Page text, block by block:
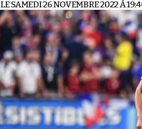
LE SAMEDI 26 NOVEMBRE 2022 À